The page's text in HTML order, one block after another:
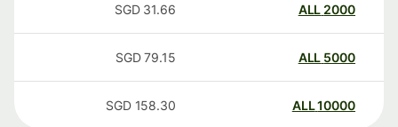
2000
ALL
31.66
SGD
5000
ALL
79.15
SGD
10000
ALL
158.30
SGD